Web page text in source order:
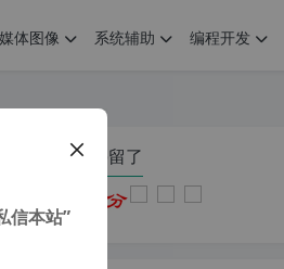
媒体图像 系统辅助 编程开发
您在本页停留了
信本站”